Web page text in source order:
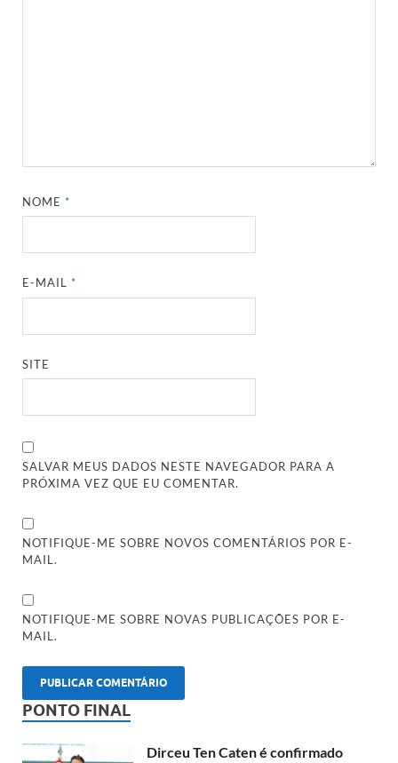
NOME*
E-MAIL*
SITE
SALVAR MEUS DADOS NESTE NAVEGADOR PARA A
PRÓXIMA VEZ QUE EU COMENTAR.
NOTIFIQUE-ME SOBRE NOVOS COMENTÁRIOS POR E-
MAIL.
NOTIFIQUE-ME SOBRE NOVAS PUBLICAÇÕES POR E-
MAIL.
PONTO FINAL
Dirceu Ten Caten é confirmado